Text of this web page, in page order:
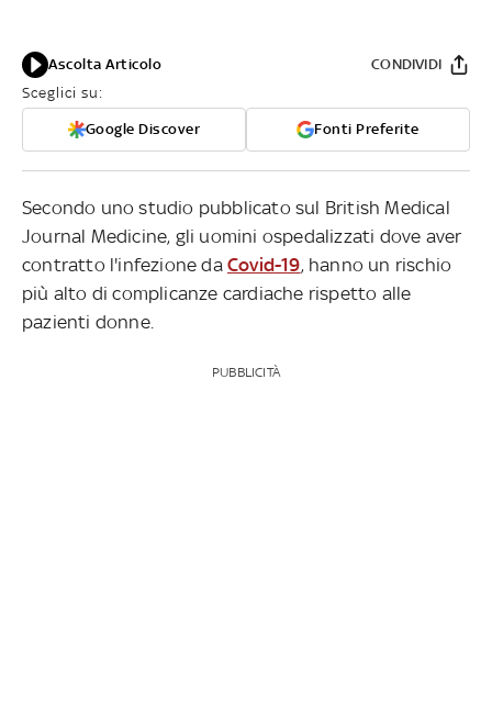
Ascolta Articolo
Sceglici su:
Google Discover Fonti Preferite
CONDIVIDI
Secondo uno studio pubblicato sul British Medical
Journal Medicine, gli uomini ospedalizzati dove aver
contratto l'infezione da Covid-19, hanno un rischio
più alto di complicanze cardiache rispetto alle
pazienti donne.
PUBBLICITÀ